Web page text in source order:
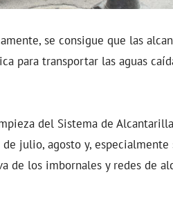
se consigue que las
para transportar las aguas
del Sistema de
julio, agosto y,
de los imbornales y redes de